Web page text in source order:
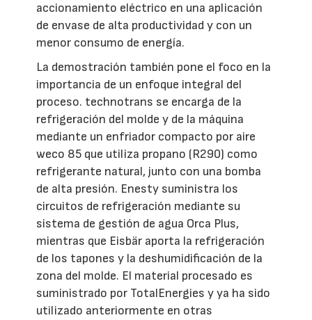
accionamiento eléctrico en una aplicación
de envase de alta productividad y con un
menor consumo de energía.
La demostración también pone el foco en la
importancia de un enfoque integral del
proceso. technotrans se encarga de la
refrigeración del molde y de la máquina
mediante un enfriador compacto por aire
weco 85 que utiliza propano (R290) como
refrigerante natural, junto con una bomba
de alta presión. Enesty suministra los
circuitos de refrigeración mediante su
sistema de gestión de agua Orca Plus,
mientras que Eisbär aporta la refrigeración
de los tapones y la deshumidificación de la
zona del molde. El material procesado es
suministrado por TotalEnergies y ya ha sido
utilizado anteriormente en otras